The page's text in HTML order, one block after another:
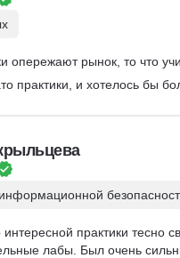
опережают рынок, то что
практики, и хотелось бы
интересной практики тесно
лабы. Был очень